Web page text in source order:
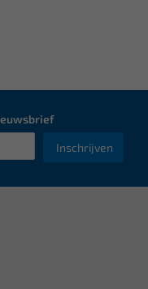
Inschrijven